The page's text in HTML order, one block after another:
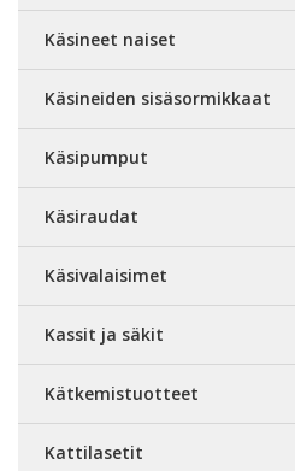
Käsineet naiset
Käsineiden sisäsormikkaat
Käsipumput
Käsiraudat
Käsivalaisimet
Kassit ja säkit
Kätkemistuotteet
Kattilasetit